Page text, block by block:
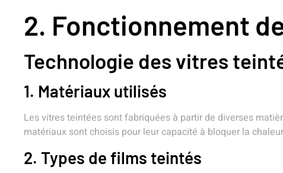
2. Fonctionnement
Technologie des vitres
1. Matériaux utilisés
Les vitres teintées sont fabriquées à partir de diverses
matériaux sont choisis pour leur capacité à bloquer la
2. Types de films teintés